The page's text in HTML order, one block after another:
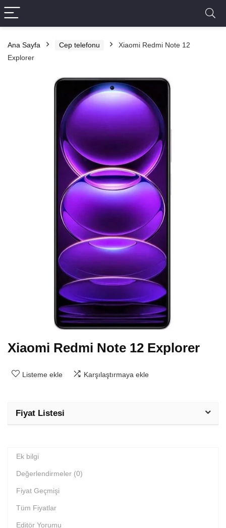
Ana Sayfa Cep telefonu
Xiaomi Redmi Note 12
Explorer
Xiaomi Redmi Note 12 Explorer
Listeme ekle Karşılaştırmaya ekle
Fiyat Listesi
Ek bilgi
Değerlendirmeler (0)
Fiyat Geçmişi
Tüm Fiyatlar
Editör Yorumu